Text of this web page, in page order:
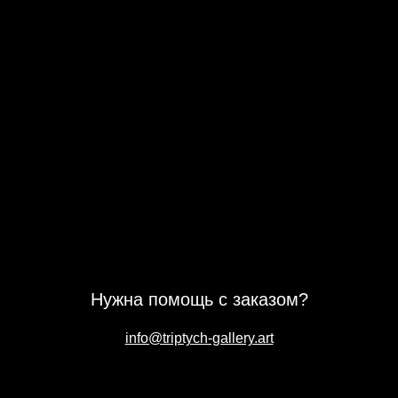
Нужна помощь с заказом?
info@triptych-gallery.art